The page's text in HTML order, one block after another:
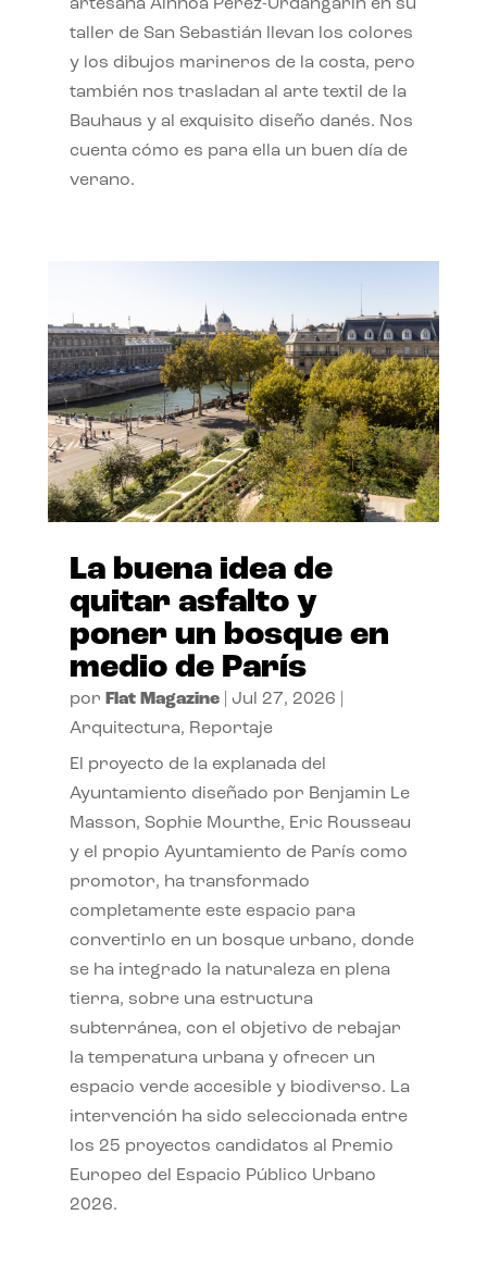
artesana Ainhoa Pérez-Urdangarín en su
taller de San Sebastián llevan los colores
y los dibujos marineros de la costa, pero
también nos trasladan al arte textil de la
Bauhaus y al exquisito diseño danés. Nos
cuenta cómo es para ella un buen día de
verano.
La buena idea de
quitar asfalto y
poner un bosque en
medio de París
por Flat Magazine| Jul 27, 2026
Arquitectura, Reportaje
El proyecto de la explanada del
Ayuntamiento diseñado por Benjamin Le
Masson, Sophie Mourthe, Eric Rousseau
y el propio Ayuntamiento de París como
promotor, ha transformado
completamente este espacio para
convertirlo en un bosque urbano, donde
se ha integrado la naturaleza en plena
tierra, sobre una estructura
subterránea, con el objetivo de rebajar
la temperatura urbana y ofrecer un
espacio verde accesible y biodiverso. La
intervención ha sido seleccionada entre
los 25 proyectos candidatos al Premio
Europeo del Espacio Público Urbano
2026.